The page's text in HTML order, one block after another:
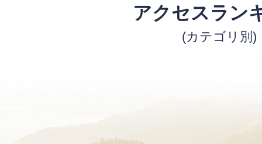
アクセスラン
(カテゴリ別)